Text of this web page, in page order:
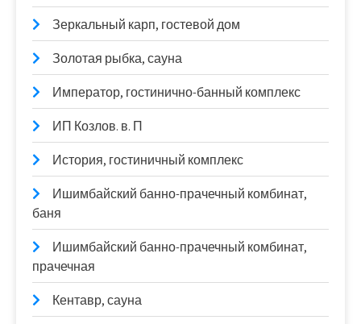
Зеркальный карп, гостевой дом
Золотая рыбка, сауна
Император, гостинично-банный комплекс
ИП Козлов. в. П
История, гостиничный комплекс
Ишимбайский банно-прачечный комбинат,
баня
Ишимбайский банно-прачечный комбинат,
прачечная
Кентавр, сауна